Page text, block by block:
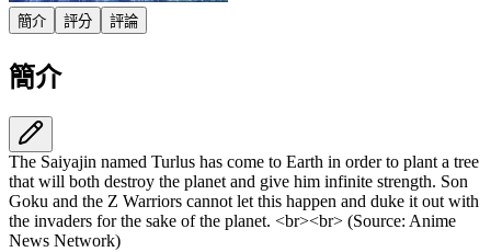
簡介 評分 評論
簡介
The Saiyajin named Turlus has come to Earth in order to plant a tree
that will both destroy the planet and give him infinite strength. Son
Goku and the Z Warriors cannot let this happen and duke it out with
the invaders for the sake of the planet. <br><br> (Source: Anime
News Network)